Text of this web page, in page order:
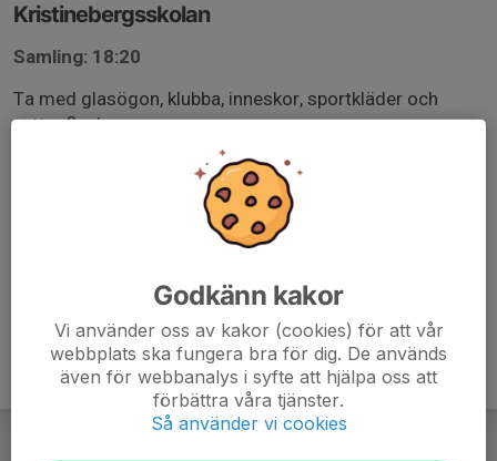
Kristinebergsskolan
Samling: 18:20
Ta med glasögon, klubba, inneskor, sportkläder och
vattenflaska.
Godkänn kakor
Vi använder oss av kakor (cookies) för att vår
webbplats ska fungera bra för dig. De används
även för webbanalys i syfte att hjälpa oss att
förbättra våra tjänster.
Så använder vi cookies